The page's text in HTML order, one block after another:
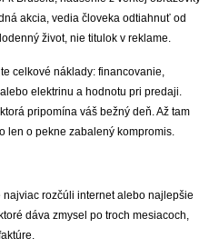
akcia, vedia človeka odtiahnuť od
život, nie titulok v reklame.
celkové náklady: financovanie,
elektrinu a hodnotu pri predaji.
pripomína váš bežný deň. Až tam
len o pekne zabalený kompromis.
rozčúli internet alebo najlepšie
dáva zmysel po troch mesiacoch,